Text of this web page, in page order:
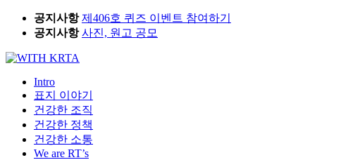
Skip
content
공지사항 제406호 퀴즈 이벤트 참여하기
공지사항 사진, 원고 공모
Intro
표지 이야기
건강한 조직
건강한 정책
건강한 소통
We are RT’s